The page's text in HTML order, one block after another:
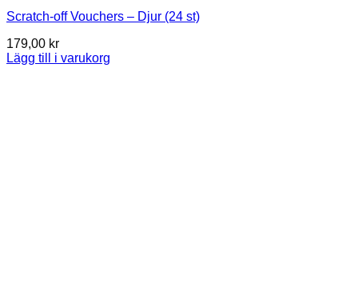
Scratch-off Vouchers – Djur (24 st)
179,00 kr
Lägg till i varukorg